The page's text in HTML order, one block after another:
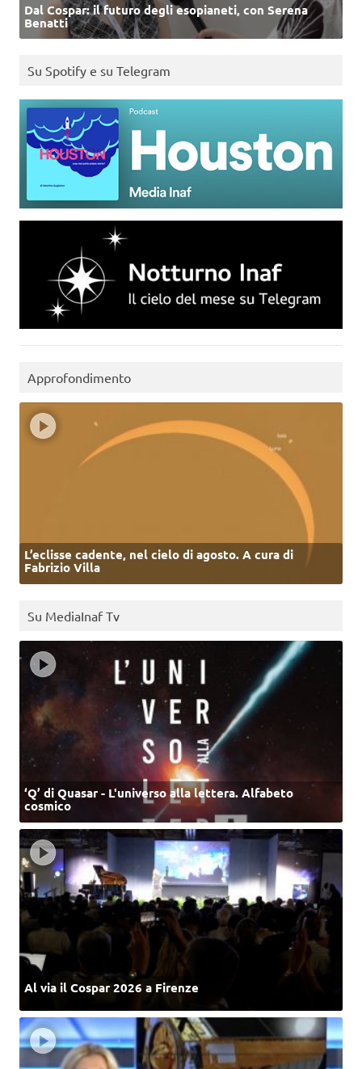
Dal Cospar: il futuro degli esopianeti, con Serena
Benatti
Su Spotify e su Telegram
Approfondimento
L’eclisse cadente, nel cielo di agosto. A cura di
Fabrizio Villa
Su MediaInaf Tv
‘Q’ di Quasar - L'universo alla lettera. Alfabeto
cosmico
Al via il Cospar 2026 a Firenze